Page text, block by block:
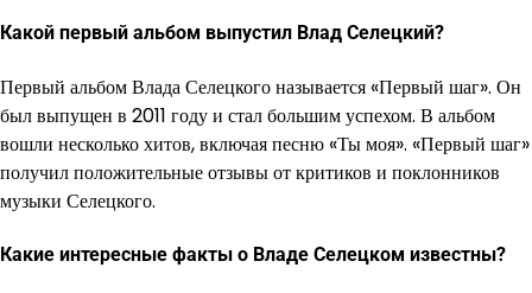
Какой первый альбом выпустил Влад Селецкий?
Первый альбом Влада Селецкого называется «Первый шаг». Он
был выпущен в 2011 году и стал большим успехом. В альбом
вошли несколько хитов, включая песню «Ты моя». «Первый шаг»
получил положительные отзывы от критиков и поклонников
музыки Селецкого.
Какие интересные факты о Владе Селецком известны?